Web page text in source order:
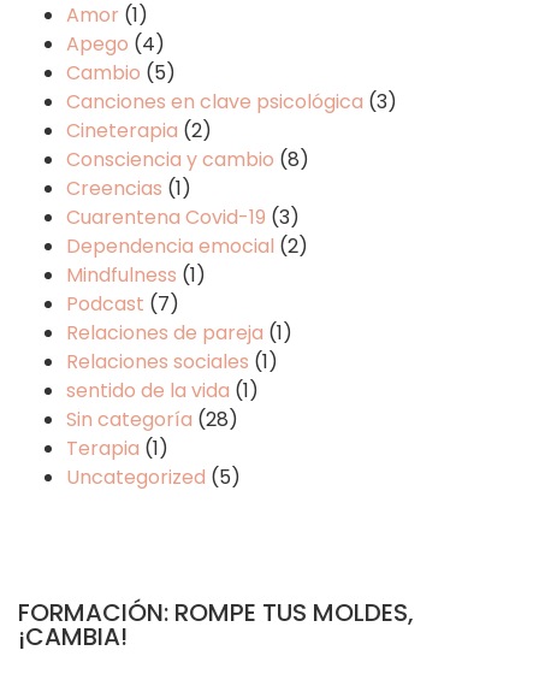
Amor (1)
Apego (4)
Cambio (5)
Canciones en clave psicológica (3)
Cineterapia (2)
Consciencia y cambio (8)
Creencias (1)
Cuarentena Covid-19 (3)
Dependencia emocial (2)
Mindfulness (1)
Podcast (7)
Relaciones de pareja (1)
Relaciones sociales (1)
sentido de la vida (1)
Sin categoría (28)
Terapia (1)
Uncategorized (5)
FORMACIÓN: ROMPE TUS MOLDES,
¡CAMBIA!